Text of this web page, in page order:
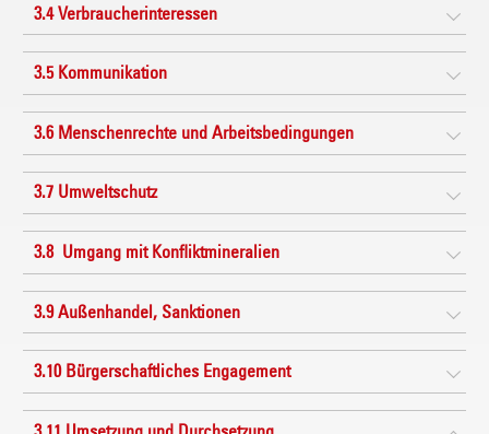
3.4 Verbraucherinteressen
3.5 Kommunikation
3.6 Menschenrechte und Arbeitsbedingungen
3.7 Umweltschutz
3.8 Umgang mit Konfliktmineralien
3.9 Außenhandel, Sanktionen
3.10 Bürgerschaftliches Engagement